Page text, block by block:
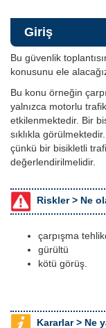
Giriş
Bu güvenlik
konusunu ele
Bu konu örneğin
yalnızca motorlu
etkilenmektedir. Bir
sıklıkla
çünkü bir bisikletli
değerlendirilmelidir.
Riskler > Ne
çarpışma
gürültü
kötü görüş.
Kararlar > Ne